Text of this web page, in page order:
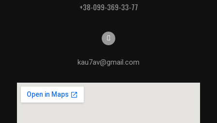
+38-099-369-33-77
kau7av@gmail.com